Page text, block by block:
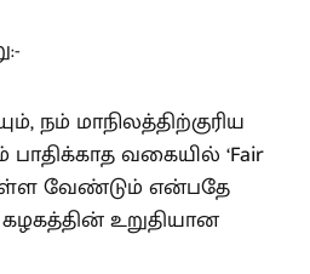
நம் மாநிலத்திற்குரிய
பாதிக்காத வகையில் ‘Fair
வேண்டும் என்பதே
உறுதியான